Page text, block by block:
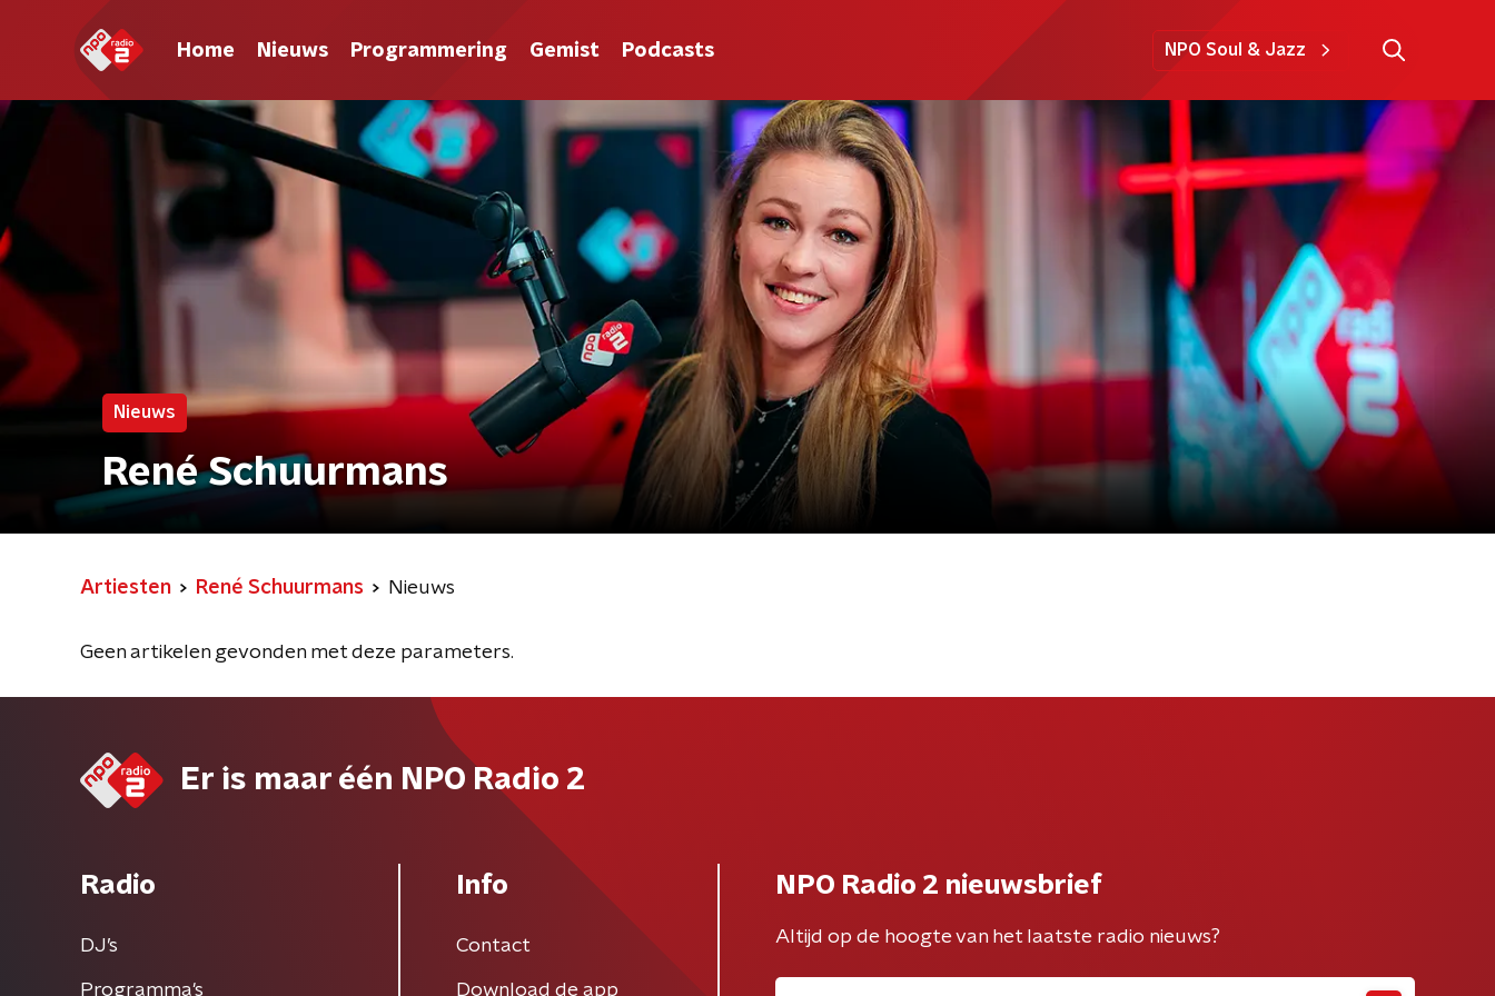
Home Nieuws Programmering Gemist Podcasts NPO Soul & Jazz
Nieuws
René Schuurmans
Artiesten René Schuurmans Nieuws
Geen artikelen gevonden met deze parameters.
Er is maar één NPO Radio 2
Radio
DJ’s
Programma's
Info
Contact
Download de app
NPO Radio 2 nieuwsbrief
Altijd op de hoogte van het laatste radio nieuws?